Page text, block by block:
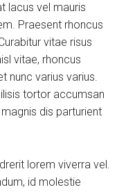
lacus vel mauris
Praesent rhoncus
vitae risus
vitae, rhoncus
nunc varius varius.
tortor accumsan
dis parturient
lorem viverra vel.
id molestie